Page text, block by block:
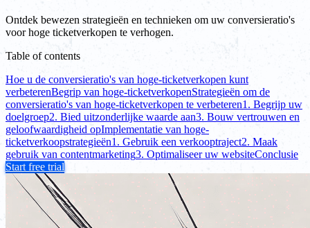
Ontdek bewezen strategieën en technieken om uw conversieratio's
voor hoge ticketverkopen te verhogen.
Table of contents
Hoe u de conversieratio's van hoge-ticketverkopen kunt
verbeterenBegrip van hoge-ticketverkopenStrategieën om de
conversieratio's van hoge-ticketverkopen te verbeteren1. Begrijp uw
doelgroep2. Bied uitzonderlijke waarde aan3. Bouw vertrouwen en
geloofwaardigheid opImplementatie van hoge-
ticketverkoopstrategieën1. Gebruik een verkooptraject2. Maak
gebruik van contentmarketing3. Optimaliseer uw websiteConclusie
Start free trial